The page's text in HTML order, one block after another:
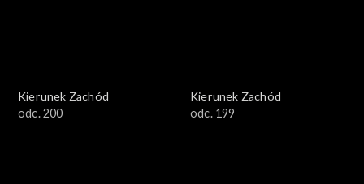
Kierunek Zachód
odc. 200
Kierunek Zachód
odc. 199